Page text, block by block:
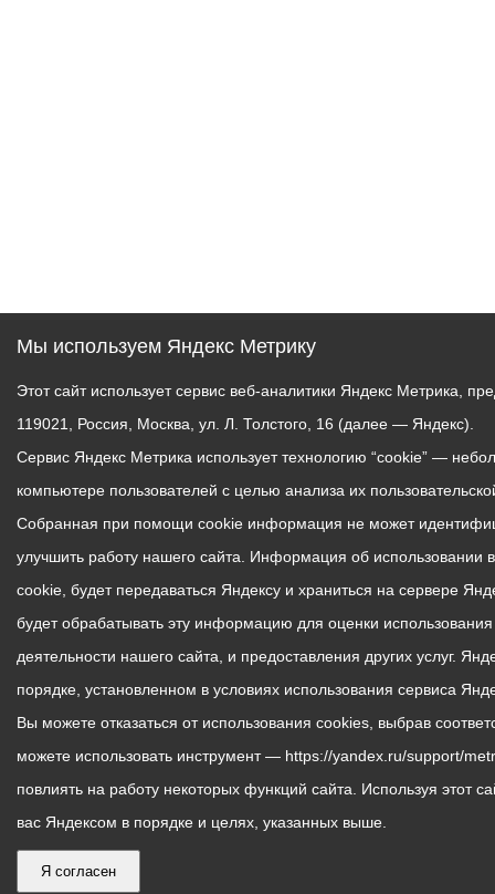
Мы используем Яндекс Метрику
Этот сайт использует сервис веб-аналитики Яндекс Метрика,
119021, Россия, Москва, ул. Л. Толстого, 16 (далее — Яндекс).
Сервис Яндекс Метрика использует технологию “cookie” —
компьютере пользователей с целью анализа их
Собранная при помощи cookie информация не может
улучшить работу нашего сайта. Информация об
cookie, будет передаваться Яндексу и храниться на сервере
будет обрабатывать эту информацию для оценки
деятельности нашего сайта, и предоставления других услуг.
порядке, установленном в условиях использования сервиса
Вы можете отказаться от использования cookies, выбрав
можете использовать инструмент — https://yandex.ru/support/
повлиять на работу некоторых функций сайта. Используя этот
вас Яндексом в порядке и целях, указанных выше.
Я согласен